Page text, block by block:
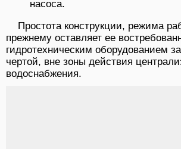
насоса.
Простота конструкции, режима
прежнему оставляет ее
гидротехническим оборудованием
чертой, вне зоны действия
водоснабжения.